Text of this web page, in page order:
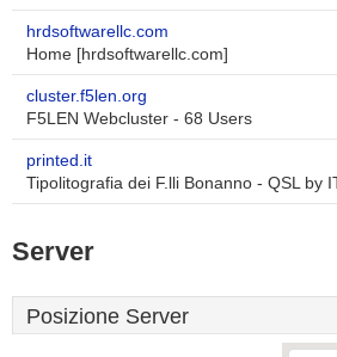
hrdsoftwarellc.com
Home [hrdsoftwarellc.com]
cluster.f5len.org
F5LEN Webcluster - 68 Users
printed.it
Tipolitografia dei F.lli Bonanno - QSL by
Server
Posizione Server